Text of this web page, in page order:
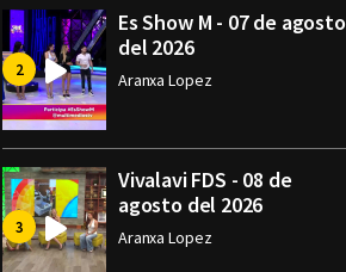
Es Show M - 07 de agosto
del 2026
Aranxa Lopez
Vivalavi FDS - 08 de
agosto del 2026
Aranxa Lopez